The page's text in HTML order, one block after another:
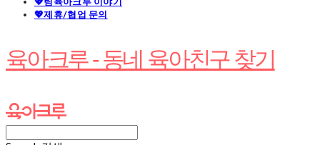
💖제휴/협업 문의
육아크루 - 동네 육아친구 찾기